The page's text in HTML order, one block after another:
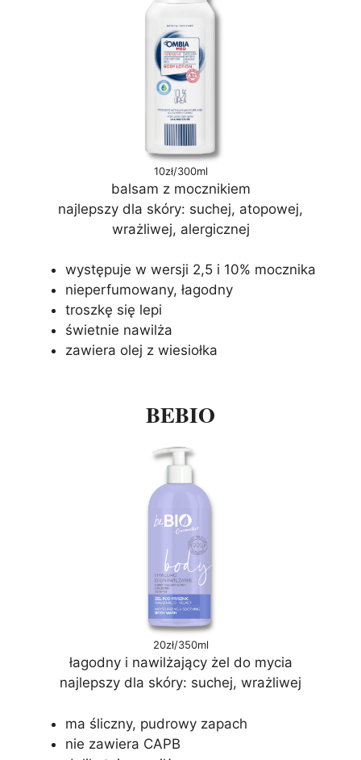
10zł/300ml
balsam z mocznikiem
najlepszy dla skóry: suchej, atopowej,
wrażliwej, alergicznej
występuje w wersji 2,5 i 10% mocznika
nieperfumowany, łagodny
troszkę się lepi
świetnie nawilża
zawiera olej z wiesiołka
BEBIO
20zł/350ml
łagodny i nawilżający żel do mycia
najlepszy dla skóry: suchej, wrażliwej
ma śliczny, pudrowy zapach
nie zawiera CAPB